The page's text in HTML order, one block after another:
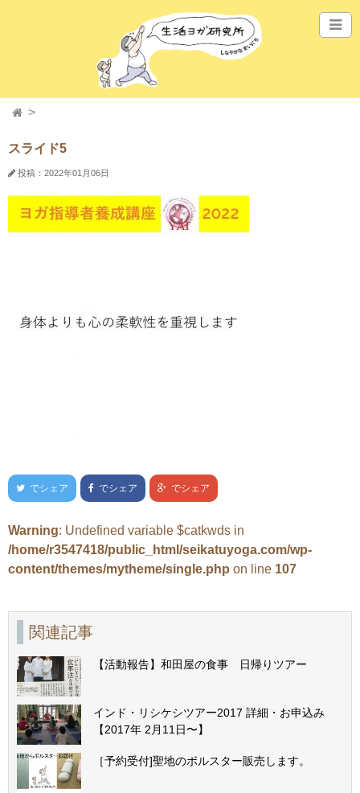
スライド5
投稿：2022年01月06日
でシェア でシェア でシェア
Warning: Undefined variable $catkwds in
/home/r3547418/public_html/seikatuyoga.com/wp-
content/themes/mytheme/single.php on line 107
関連記事
【活動報告】和田屋の食事 日帰りツアー
インド・リシケシツアー2017 詳細・お申込み
【2017年 2月11日〜】
［予約受付]聖地のボルスター販売します。